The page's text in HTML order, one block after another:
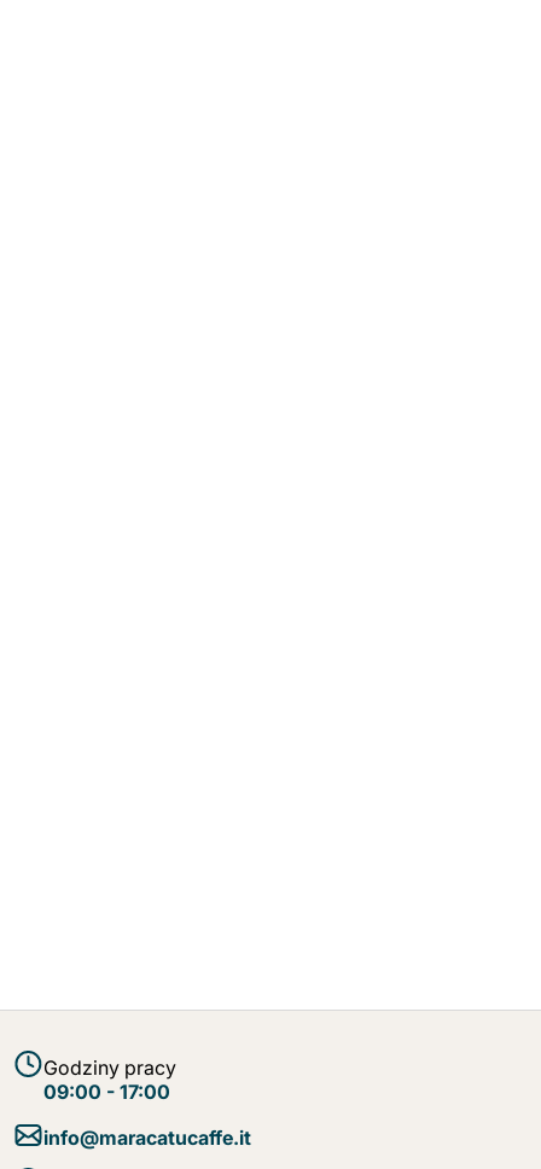
Godziny pracy
09:00 - 17:00
info@maracatucaffe.it